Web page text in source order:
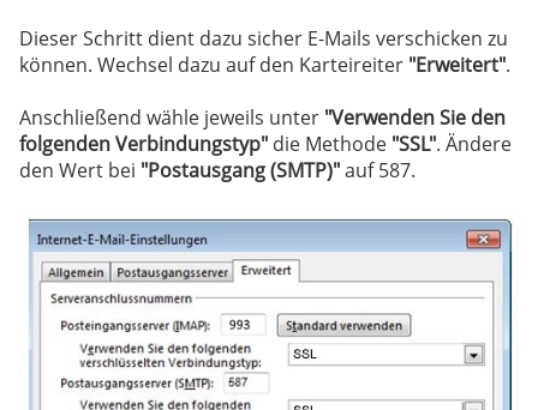
Dieser Schritt dient dazu sicher E-Mails verschicken zu
können. Wechsel dazu auf den Karteireiter "Erweitert".
Anschließend wähle jeweils unter "Verwenden Sie den
folgenden Verbindungstyp" die Methode "SSL". Ändere
den Wert bei "Postausgang (SMTP)"auf 587.